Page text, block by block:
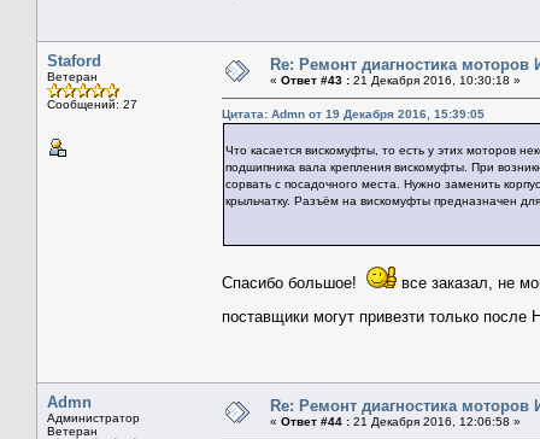
Staford
Ветеран
Сообщений: 27
Re: Ремонт диагностика
« Ответ #43 : 21 Декабря 2016, 10:30:18 »
Цитата: Admn от 19 Декабря 2016, 15:39:05
Что касается вискомуфты, то есть у этих моторов
подшипника вала крепления вискомуфты. При
сорвать с посадочного места. Нужно заменить
крыльчатку. Разъём на вискомуфты предназначен
Спасибо большое!
все заказал, не
поставщики могут привезти только
Admn
Администратор
Ветеран
Re: Ремонт диагностика
« Ответ #44 : 21 Декабря 2016, 12:06:58 »